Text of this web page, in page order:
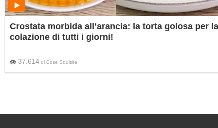
Crostata morbida all’arancia: la torta golosa per la
colazione di tutti i giorni!
37.614 di Cose Squisite